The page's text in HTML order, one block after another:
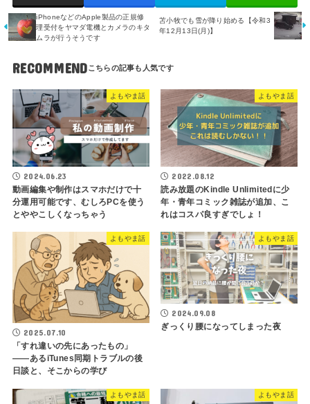
苫小牧でも雪が降り始める【令和3
年12月13日(月)】
iPhoneなどのApple製品の正規修
理受付をヤマダ電機とカメラのキタ
ムラが行うそうです
RECOMMEND
よもやま話
2024.06.23
動画編集や制作はスマホだけで十
分運用可能です、むしろPCを使う
とややこしくなっちゃう
よもやま話
2022.08.12
読み放題のKindle Unlimitedに少
年・青年コミック雑誌が追加、こ
れはコスパ良すぎでしょ！
よもやま話
2025.07.10
「すれ違いの先にあったもの」
――あるiTunes同期トラブルの後
日談と、そこからの学び
よもやま話
2024.09.08
ぎっくり腰になってしまった夜
よもやま話 よもやま話